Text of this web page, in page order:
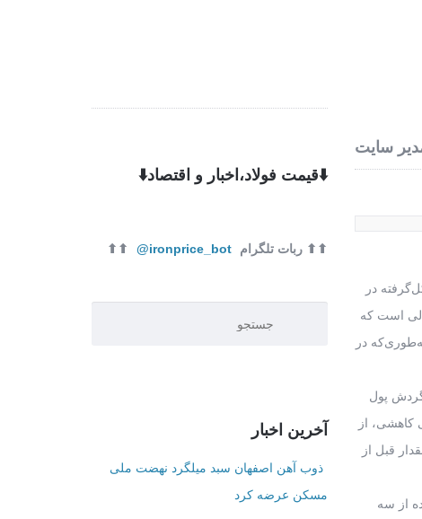
سایت
انتظارات تورمی شکل‌گرفته در
یافته است. این در حالی است که
در
متفاوت را طی کرده است. از سال ۱۳۸۹ تا ۱۳۹۳ سرعت گردش پول
کاهشی، از
قبل از
از سه
⬇️قیمت فولاد،اخبار و اقتصاد⬇️
⬆⬆ ربات تلگرام ironprice_bot@
⬆⬆
آخرین اخبار
ذوب آهن اصفهان سبد میلگرد نهضت ملی
مسکن عرضه کرد